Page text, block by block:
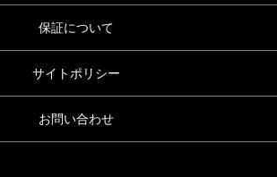
保証について
サイトポリシー
お問い合わせ